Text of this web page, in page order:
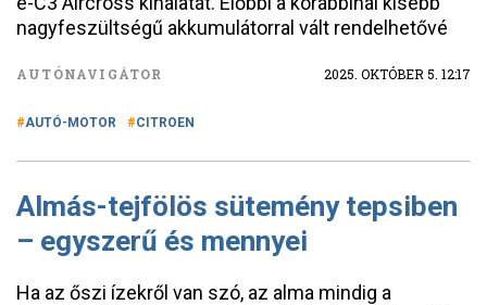
nagyfeszültségű akkumulátorral vált rendelhetővé
AUTÓNAVIGÁTOR 2025. OKTÓBER 5. 12:17
AUTÓ-MOTOR CITROEN
Almás-tejfölös sütemény tepsiben
– egyszerű és mennyei
Ha az őszi ízekről van szó, az alma mindig a